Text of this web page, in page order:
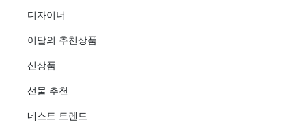
디자이너
이달의 추천상품
신상품
선물 추천
네스트 트렌드